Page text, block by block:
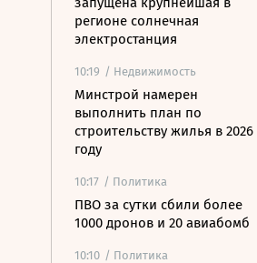
регионе солнечная
электростанция
10:19 / Недвижимость
Минстрой намерен
выполнить план по
строительству жилья в 2026
году
10:17 / Политика
ПВО за сутки сбили более
1000 дронов и 20 авиабомб
10:10 / Политика